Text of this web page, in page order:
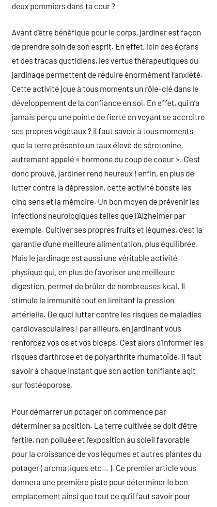
deux pommiers dans ta cour ?
Avant d’être bénéfique pour le corps, jardiner est façon
de prendre soin de son esprit. En effet, loin des écrans
et des tracas quotidiens, les vertus thérapeutiques du
jardinage permettent de réduire énormément l’anxiété.
Cette activité joue à tous moments un rôle-clé dans le
développement de la confiance en soi. En effet, qui n’a
jamais perçu une pointe de fierté en voyant se accroitre
ses propres végétaux ? il faut savoir à tous moments
que la terre présente un taux élevé de sérotonine,
autrement appelé « hormone du coup de coeur ». C’est
donc prouvé, jardiner rend heureux ! enfin, en plus de
lutter contre la dépression, cette activité booste les
cinq sens et la mémoire. Un bon moyen de prévenir les
infections neurologiques telles que l’Alzheimer par
exemple. Cultiver ses propres fruits et légumes, c’est la
garantie d’une meilleure alimentation, plus équilibrée.
Mais le jardinage est aussi une véritable activité
physique qui, en plus de favoriser une meilleure
digestion, permet de brûler de nombreuses kcal. Il
stimule le immunité tout en limitant la pression
artérielle. De quoi lutter contre les risques de maladies
cardiovasculaires ! par ailleurs, en jardinant vous
renforcez vos os et vos biceps. C’est alors d’informer les
risques d’arthrose et de polyarthrite rhumatoïde. il faut
savoir à chaque instant que son action tonifiante agit
sur l’ostéoporose.
Pour démarrer un potager on commence par
déterminer sa position. La terre cultivée se doit d’être
fertile, non polluée et l’exposition au soleil favorable
pour la croissance de vos légumes et autres plantes du
potager ( aromatiques etc… ). Ce premier article vous
donnera une première piste pour déterminer le bon
emplacement ainsi que tout ce qu’il faut savoir pour